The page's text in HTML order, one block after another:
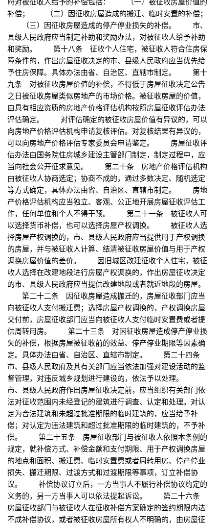
补偿； （二）因征收房屋造成的搬迁、临时安置的补偿；
（三）因征收房屋造成的停产停业损失的补偿。 市、
县级人民政府应当制定补助和奖励办法，对被征收人给予补助
和奖励。 第十八条 征收个人住宅，被征收人符合住房保
障条件的，作出房屋征收决定的市、县级人民政府应当优先给
予住房保障。具体办法由省、自治区、直辖市制定。 第十
九条 对被征收房屋价值的补偿，不得低于房屋征收决定公告
之日被征收房屋类似房地产的市场价格。被征收房屋的价值，
由具有相应资质的房地产价格评估机构按照房屋征收评估办法
评估确定。 对评估确定的被征收房屋价值有异议的，可以
向房地产价格评估机构申请复核评估。对复核结果有异议的，
可以向房地产价格评估专家委员会申请鉴定。 房屋征收评
估办法由国务院住房城乡建设主管部门制定，制定过程中，应
当向社会公开征求意见。 第二十条 房地产价格评估机构
由被征收人协商选定；协商不成的，通过多数决定、随机选定
等方式确定，具体办法由省、自治区、直辖市制定。 房地
产价格评估机构应当独立、客观、公正地开展房屋征收评估工
作，任何单位和个人不得干预。 第二十一条 被征收人可
以选择货币补偿，也可以选择房屋产权调换。 被征收人选
择房屋产权调换的，市、县级人民政府应当提供用于产权调换
的房屋，并与被征收人计算、结清被征收房屋价值与用于产权
调换房屋价值的差价。 因旧城区改建征收个人住宅，被征
收人选择在改建地段进行房屋产权调换的，作出房屋征收决定
的市、县级人民政府应当提供改建地段或者就近地段的房屋。
第二十二条 因征收房屋造成搬迁的，房屋征收部门应当
向被征收人支付搬迁费；选择房屋产权调换的，产权调换房屋
交付前，房屋征收部门应当向被征收人支付临时安置费或者提
供周转用房。 第二十三条 对因征收房屋造成停产停业损
失的补偿，根据房屋被征收前的效益、停产停业期限等因素确
定。具体办法由省、自治区、直辖市制定。 第二十四条
市、县级人民政府及其有关部门应当依法加强对建设活动的监
督管理，对违反城乡规划进行建设的，依法予以处理。
市、县级人民政府作出房屋征收决定前，应当组织有关部门依
法对征收范围内未经登记的建筑进行调查、认定和处理。对认
定为合法建筑和未超过批准期限的临时建筑的，应当给予补
偿；对认定为违法建筑和超过批准期限的临时建筑的，不予补
偿。 第二十五条 房屋征收部门与被征收人依照本条例的
规定，就补偿方式、补偿金额和支付期限、用于产权调换房屋
的地点和面积、搬迁费、临时安置费或者周转用房、停产停业
损失、搬迁期限、过渡方式和过渡期限等事项，订立补偿协
议。 补偿协议订立后，一方当事人不履行补偿协议约定的
义务的，另一方当事人可以依法提起诉讼。 第二十六条
房屋征收部门与被征收人在征收补偿方案确定的签约期限内达
不成补偿协议，或者被征收房屋所有权人不明确的，由房屋征